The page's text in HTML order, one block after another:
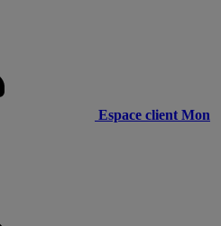
Espace client Mon